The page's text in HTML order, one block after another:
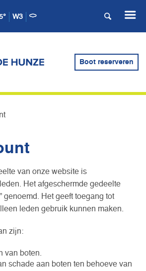
W3
Boot reserveren
van onze website is
Het afgeschermde gedeelte
genoemd. Het geeft toegang tot
leden gebruik kunnen maken.
zijn:
van boten.
schade aan boten ten behoeve van